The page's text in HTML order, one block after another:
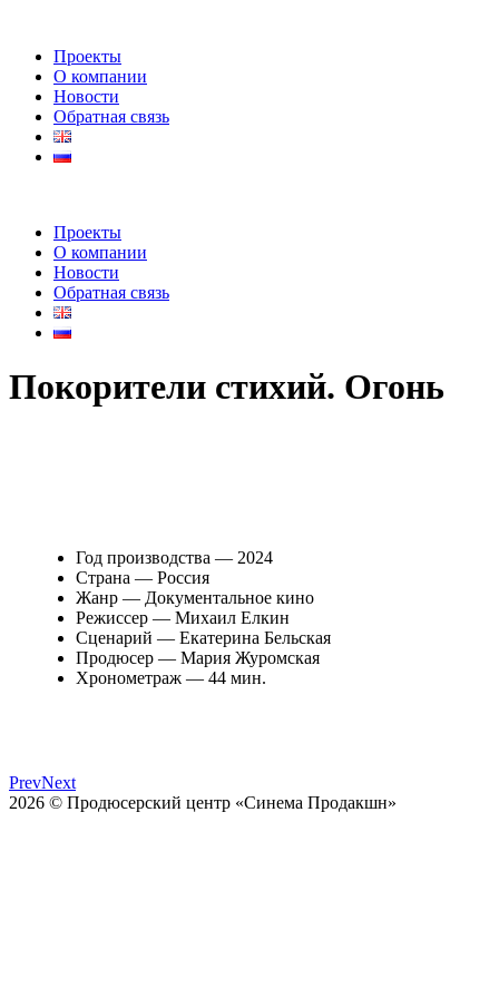
Проекты
О компании
Новости
Обратная связь
Проекты
О компании
Новости
Обратная связь
Покорители стихий. Огонь
Год производства — 2024
Страна — Россия
Жанр — Документальное кино
Режиссер — Михаил Елкин
Сценарий — Екатерина Бельская
Продюсер — Мария Журомская
Хронометраж — 44 мин.
PrevNext
2026 © Продюсерский центр «Синема Продакшн»